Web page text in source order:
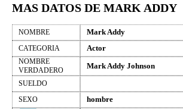
MAS DATOS DE MARK ADDY
NOMBRE Mark Addy
CATEGORIA Actor
NOMBRE
VERDADERO
Mark Addy Johnson
SUELDO
SEXO
hombre